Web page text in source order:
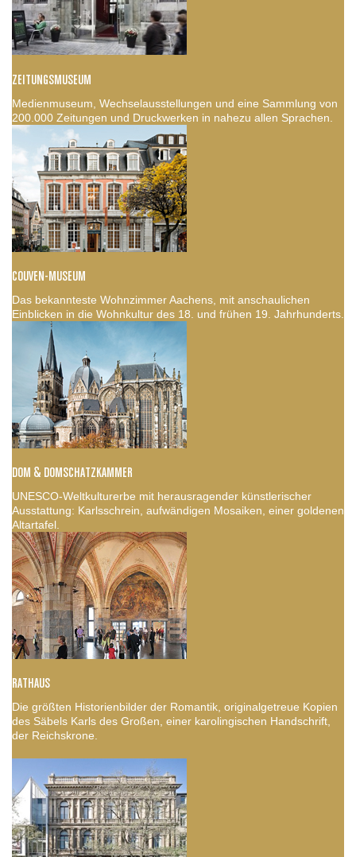
ZEITUNGSMUSEUM
Medienmuseum, Wechselausstellungen und eine Sammlung von
200.000 Zeitungen und Druckwerken in nahezu allen Sprachen.
COUVEN-MUSEUM
Das bekannteste Wohnzimmer Aachens, mit anschaulichen
Einblicken in die Wohnkultur des 18. und frühen 19. Jahrhunderts.
DOM & DOMSCHATZKAMMER
UNESCO-Weltkulturerbe mit herausragender künstlerischer
Ausstattung: Karlsschrein, aufwändigen Mosaiken, einer goldenen
Altartafel.
RATHAUS
Die größten Historienbilder der Romantik, originalgetreue Kopien
des Säbels Karls des Großen, einer karolingischen Handschrift,
der Reichskrone.